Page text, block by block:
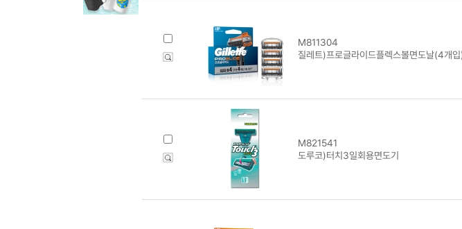
M811304
질레트)프로글라이드플렉스볼면도날(4개
M821541
도루코)터치3일회용면도기